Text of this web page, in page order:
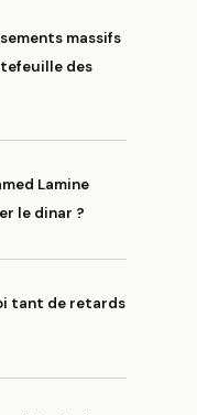
massifs
des
Lamine
le dinar ?
tant de retards